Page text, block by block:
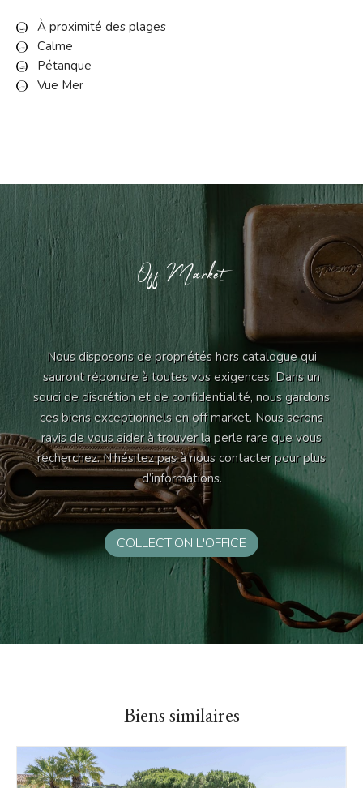
À proximité des plages
Calme
Pétanque
Vue Mer
Off Market
Nous disposons de propriétés hors catalogue qui
sauront répondre à toutes vos exigences. Dans un
souci de discrétion et de confidentialité, nous gardons
ces biens exceptionnels en off market. Nous serons
ravis de vous aider à trouver la perle rare que vous
recherchez. N’hésitez pas à nous contacter pour plus
d’informations.
COLLECTION L'OFFICE
Biens similaires